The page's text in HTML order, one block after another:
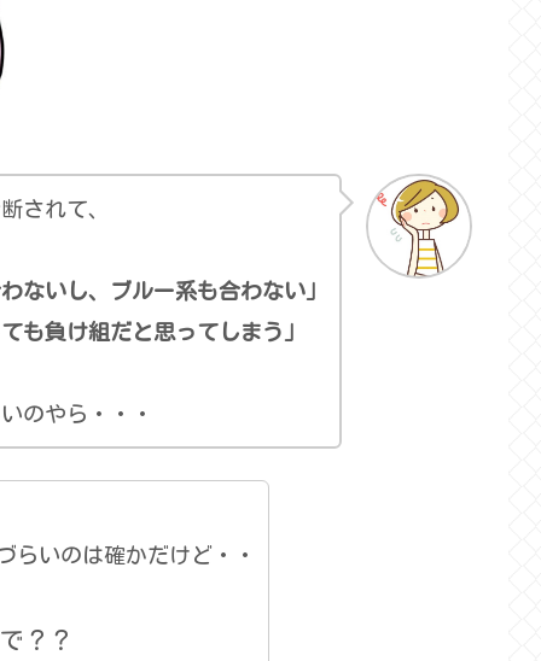
されて、
ないし、ブルー系も合わない」
も負け組だと思ってしまう」
のやら・・・
らいのは確かだけど・・
？？